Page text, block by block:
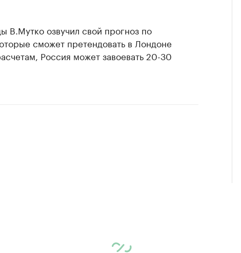
В.Мутко озвучил свой прогноз по
сможет претендовать в Лондоне
Россия может завоевать 20-30